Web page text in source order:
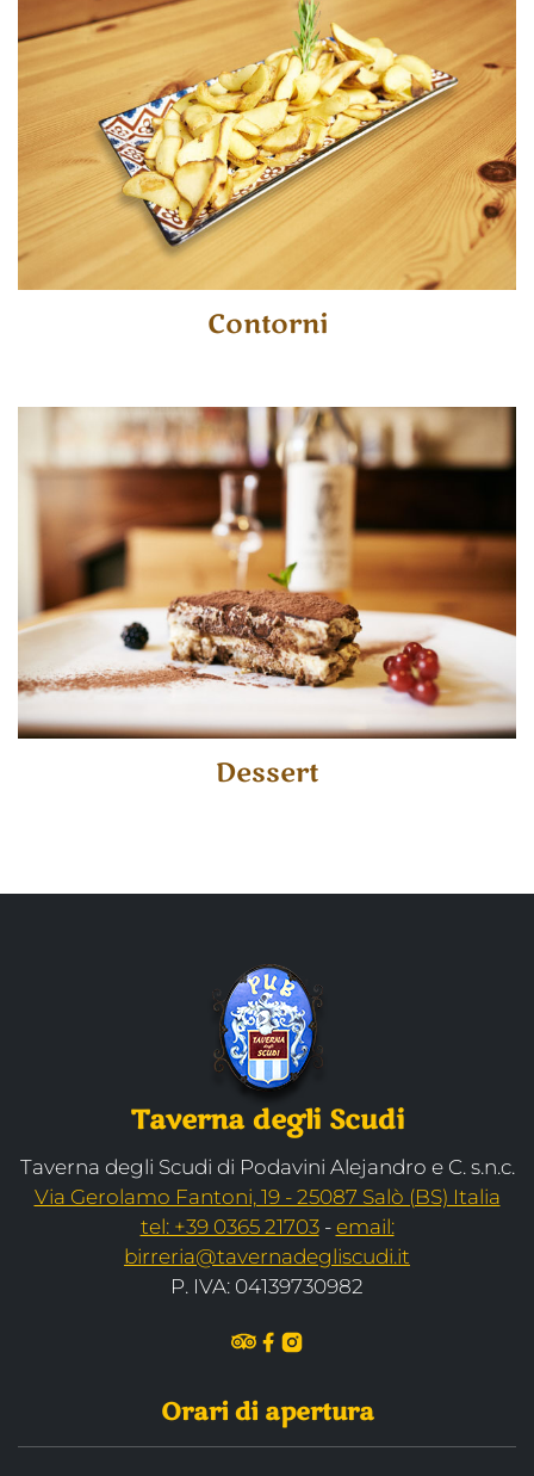
Contorni
Dessert
Taverna degli Scudi
Taverna degli Scudi di Podavini Alejandro e C. s.n.c.
Via Gerolamo Fantoni, 19 - 25087 Salò (BS) Italia
tel: +39 0365 21703- email:
birreria@tavernadegliscudi.it
P. IVA: 04139730982
Orari di apertura